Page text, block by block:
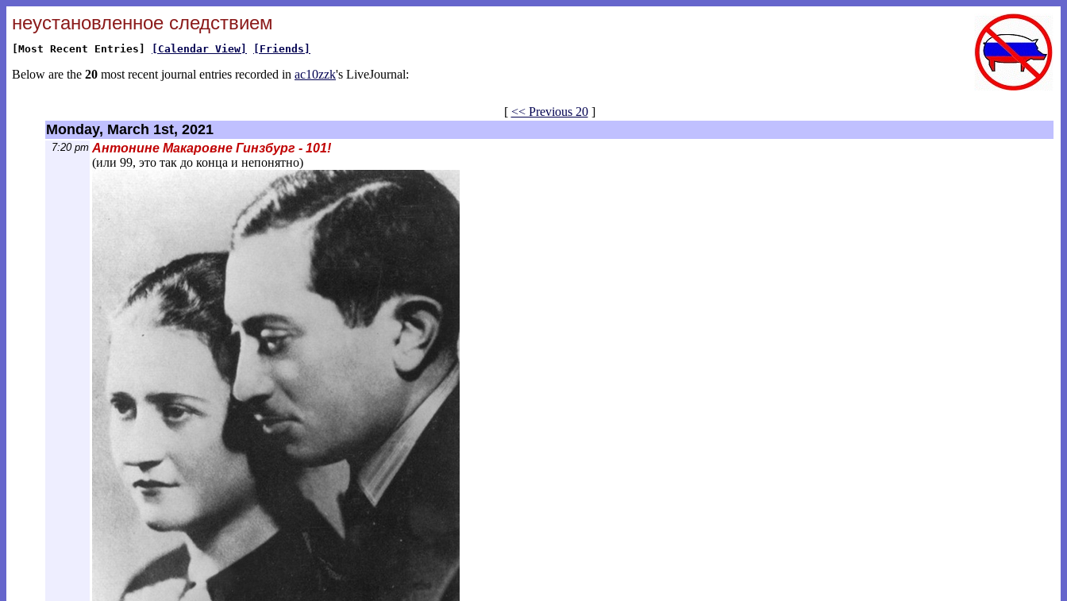
неустановленное следствием
[Most Recent Entries] [Calendar View] [Friends]
Below are the 20 most recent journal entries recorded in ac10zzk's LiveJournal:
[ << Previous 20]
Monday, March 1st, 2021
7:20 pm Антонине Макаровне Гинзбург - 101!
(или 99, это так до конца и непонятно)